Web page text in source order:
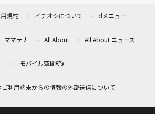
規約 イチオシについて dメニュー
ママテナ All About All About ニュース
モバイル空間統計
ご利用端末からの情報の外部送信について